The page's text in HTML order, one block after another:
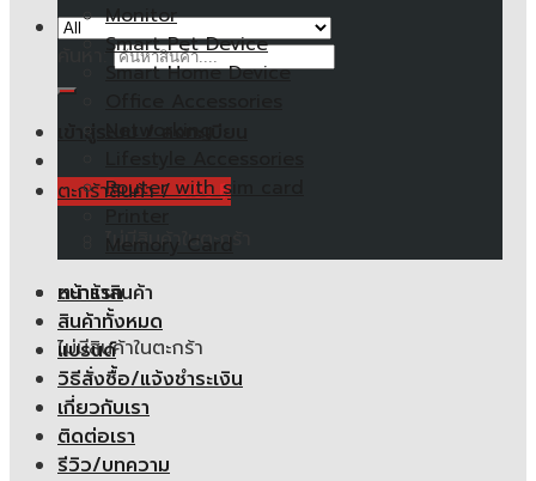
ตะกร้าสินค้า /0.00฿
ไม่มีสินค้าในตะกร้า
ตะกร้าสินค้า
ไม่มีสินค้าในตะกร้า
Monitor
Smart Pet Device
Smart Home Device
Router with sim card
Memory Card
หน้าแรก
สินค้าทั้งหมด
แบรนด์
วิธีสั่งซื้อ/แจ้งชำระเงิน
เกี่ยวกับเรา
ติดต่อเรา
รีวิว/บทความ